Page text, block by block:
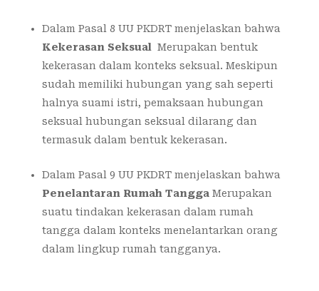
Dalam Pasal 8 UU PKDRT menjelaskan bahwa
Kekerasan Seksual
Merupakan bentuk
kekerasan dalam konteks seksual. Meskipun
sudah memiliki hubungan yang sah seperti
halnya suami istri, pemaksaan hubungan
seksual hubungan seksual dilarang dan
termasuk dalam bentuk kekerasan.
Dalam Pasal 9 UU PKDRT menjelaskan bahwa
Penelantaran Rumah Tangga Merupakan
suatu tindakan kekerasan dalam rumah
tangga dalam konteks menelantarkan orang
dalam lingkup rumah tangganya.